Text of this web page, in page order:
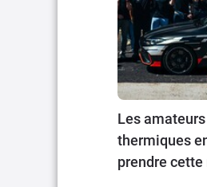
Les
thermiques
prendre cette